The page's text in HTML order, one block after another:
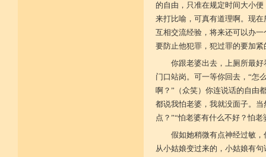
的自由，只准在规定时间大小
来打比喻，可真有道理啊。现
互相交流经验，将来还可以办
要防止他犯罪，犯过罪的要加紧
你跟老婆出去，上厕所最
门口站岗。可一等你回去，“怎
啊？”（众笑）你连说话的自由
都说我怕老婆，我就没面子。
点？”“怕老婆有什么不好？怕
假如她稍微有点神经过敏
从小姑娘变过来的，小姑娘有